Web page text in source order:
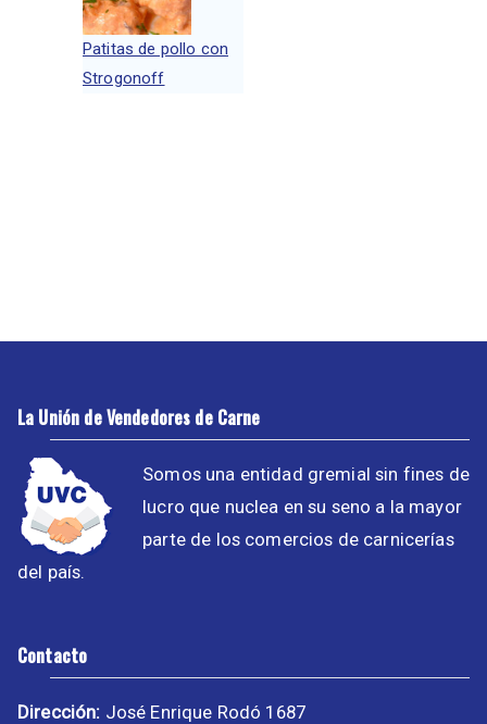
Patitas de pollo con
Strogonoff
La Unión de Vendedores de Carne
Somos una entidad gremial sin fines de
lucro que nuclea en su seno a la mayor
parte de los comercios de carnicerías
del país.
Contacto
Dirección: José Enrique Rodó 1687